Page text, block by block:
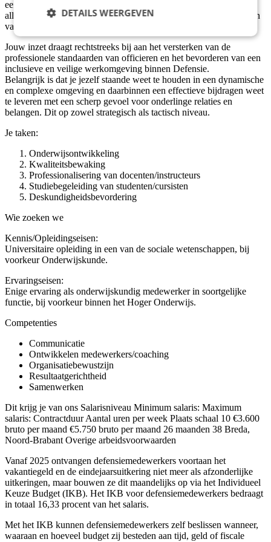
een nieuwe generatie officieren. Deze officieren excelleren niet
alleen in hun vakgebied, maar zijn ook diepgeworteld in de idealen
van officierschap en reflective practitioner.
Jouw inzet draagt rechtstreeks bij aan het versterken van de
professionele standaarden van officieren en het bevorderen van een
inclusieve en veilige werkomgeving binnen Defensie.
Belangrijk is dat je jezelf staande weet te houden in een dynamische
en complexe omgeving en daarbinnen een effectieve bijdragen weet
te leveren met een scherp gevoel voor onderlinge relaties en
belangen. Dit op zowel strategisch als tactisch niveau.
Je taken:
Onderwijsontwikkeling
Kwaliteitsbewaking
Professionalisering van docenten/instructeurs
Studiebegeleiding van studenten/cursisten
Deskundigheidsbevordering
Wie zoeken we
Kennis/Opleidingseisen:
Universitaire opleiding in een van de sociale wetenschappen, bij
voorkeur Onderwijskunde.
Ervaringseisen:
Enige ervaring als onderwijskundig medewerker in soortgelijke
functie, bij voorkeur binnen het Hoger Onderwijs.
Competenties
Communicatie
Ontwikkelen medewerkers/coaching
Organisatiebewustzijn
Resultaatgerichtheid
Samenwerken
Dit krijg je van ons Salarisniveau Minimum salaris: Maximum
salaris: Contractduur Aantal uren per week Plaats schaal 10 €3.600
bruto per maand €5.750 bruto per maand 26 maanden 38 Breda,
Noord-Brabant Overige arbeidsvoorwaarden
Vanaf 2025 ontvangen defensiemedewerkers voortaan het
vakantiegeld en de eindejaarsuitkering niet meer als afzonderlijke
uitkeringen, maar bouwen ze dit maandelijks op via het Individueel
Keuze Budget (IKB). Het IKB voor defensiemedewerkers bedraagt
in totaal 16,33 procent van het salaris.
Met het IKB kunnen defensiemedewerkers zelf beslissen wanneer,
waaraan en hoeveel budget zij besteden aan tijd, geld of fiscale
DETAILS WEERGEVEN